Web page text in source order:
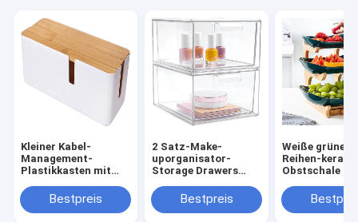
Kleiner Kabel-
Management-
Plastikkasten mit
Bestpreis
2 Satz-Make-
uporganisator-
Storage Drawers
Voorratsbehälter
stapelbar
Bestpreis
Weiße grüne 2
Reihen-
Obstschale
Bambusstand